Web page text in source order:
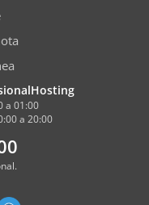
a 01:00
a 20:00